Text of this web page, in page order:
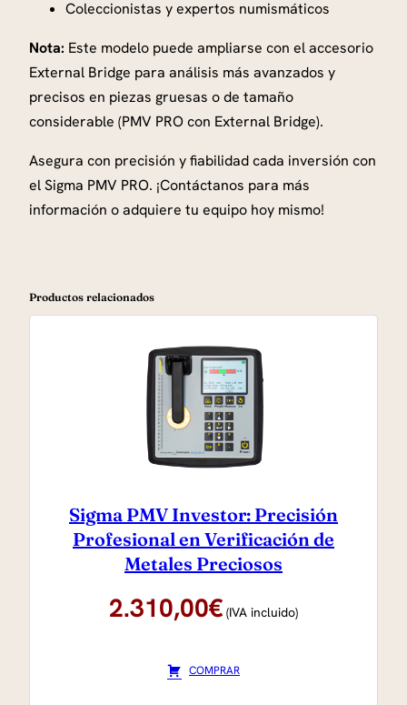
Coleccionistas y expertos numismáticos
Nota: Este modelo puede ampliarse con el accesorio
External Bridge para análisis más avanzados y
precisos en piezas gruesas o de tamaño
considerable (PMV PRO con External Bridge).
Asegura con precisión y fiabilidad cada inversión con
el Sigma PMV PRO. ¡Contáctanos para más
información o adquiere tu equipo hoy mismo!
Productos relacionados
Sigma PMV Investor: Precisión
Profesional en Verificación de
Metales Preciosos
2.310,00€ (IVA incluido)
COMPRAR